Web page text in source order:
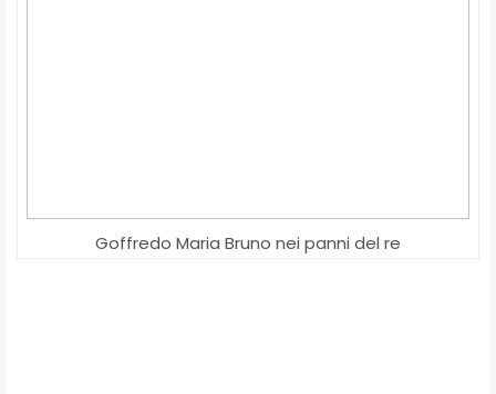
Goffredo Maria Bruno nei panni del re